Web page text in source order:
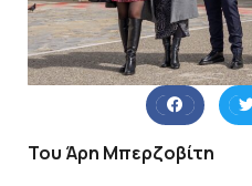
Του Άρη Μπερζοβίτη